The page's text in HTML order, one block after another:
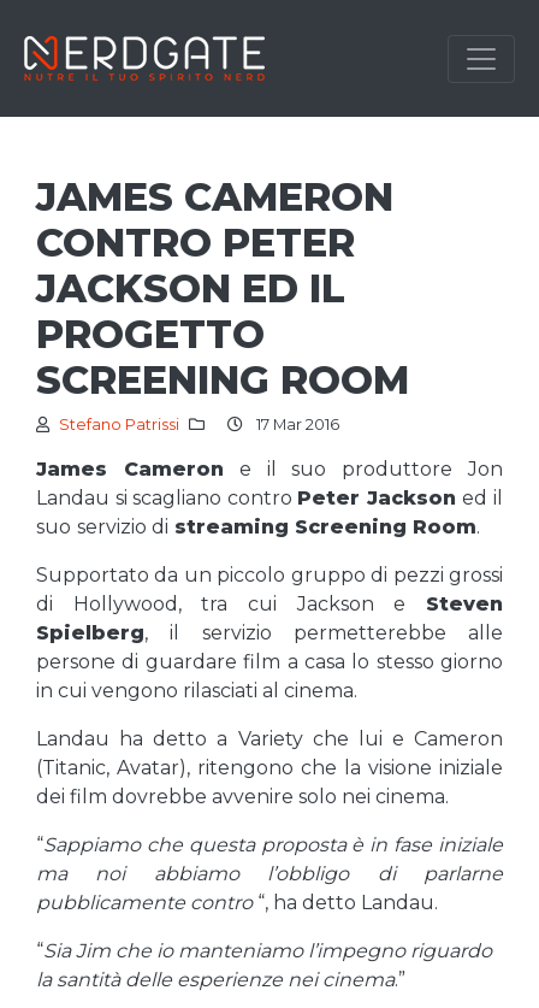
JAMES CAMERON
CONTRO PETER
JACKSON ED IL
PROGETTO
SCREENING ROOM
Stefano Patrissi 17 Mar 2016
James Cameron e il suo produttore Jon
Landau si scagliano contro Peter Jacksoned il
suo servizio di streaming Screening Room.
Supportato da un piccolo gruppo di pezzi grossi
di Hollywood, tra cui Jackson e Steven
Spielberg, il servizio permetterebbe alle
persone di guardare film a casa lo stesso giorno
in cui vengono rilasciati al cinema.
Landau ha detto a Variety che lui e Cameron
(Titanic, Avatar), ritengono che la visione iniziale
dei film dovrebbe avvenire solo nei cinema.
“Sappiamo che questa proposta è in fase iniziale
ma noi abbiamo l’obbligo di parlarne
pubblicamente contro “, ha detto Landau.
“Sia Jim che io manteniamo l’impegno riguardo
la santità delle esperienze nei cinema.”